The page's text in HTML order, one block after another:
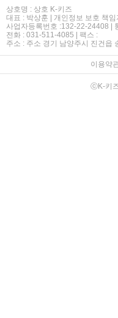
상호명 : 상호 K-키즈
대표 : 박상훈 | 개인정보 보호 책임
사업자등록번호 :132-22-24408 |
전화 : 031-511-4085 | 팩스 :
주소 : 주소 경기 남양주시 진건읍
이용약
ⓒK-키